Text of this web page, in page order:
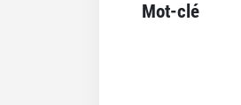
Mot-clé